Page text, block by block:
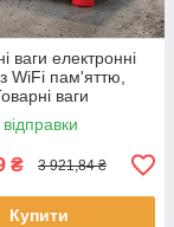
ваги електронні
WiFi пам'яттю,
ваги
₴ 3 921,84 ₴
Купити